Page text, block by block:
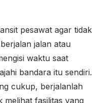
pesawat agar tidak
jalan atau
waktu saat
bandara itu sendiri.
cukup, berjalanlah
melihat fasilitas yang